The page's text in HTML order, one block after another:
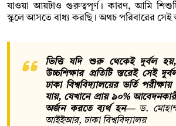
যাওয়া আয়টাও গুরুত্বপূর্ণ। কারণ, আমি
স্কুলে আসতে বাধ্য করছি। অথচ পরিবারের
ভিত্তি যদি শুরু থেকেই দুর্বল হয়,
উচ্চশিক্ষার প্রতিটি স্তরেই সেই
ঢাকা বিশ্ববিদ্যালয়ের ভর্তি
যায়, যেখানে প্রায় ৯০%
অর্জন করতে ব্যর্থ হন— ড.
আইইআর, ঢাকা বিশ্ববিদ্যালয়